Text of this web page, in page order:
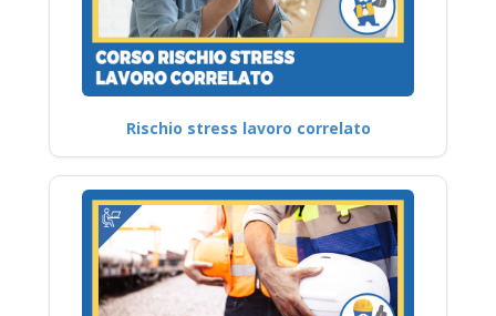
Rischio stress lavoro correlato